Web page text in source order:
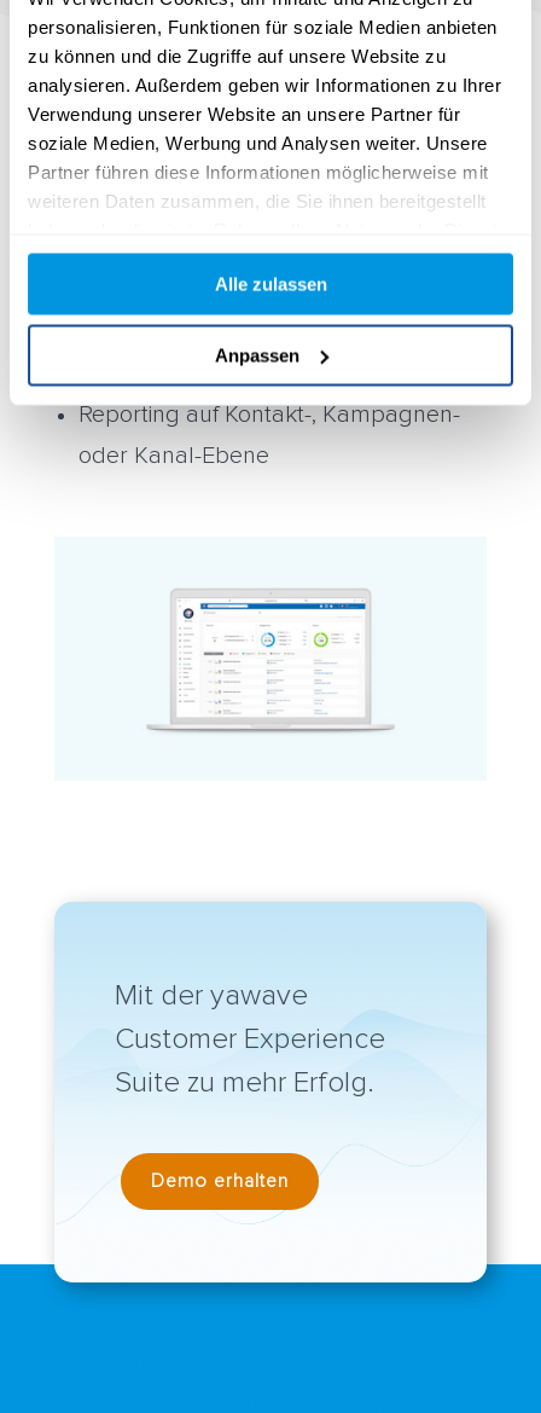
personalisieren, Funktionen für soziale Medien anbieten
zu können und die Zugriffe auf unsere Website zu
analysieren. Außerdem geben wir Informationen zu Ihrer
Verwendung unserer Website an unsere Partner für
soziale Medien, Werbung und Analysen weiter. Unsere
Partner führen diese Informationen möglicherweise mit
weiteren Daten zusammen, die Sie ihnen bereitgestellt
gesammelt haben.
Alle zulassen
Anpassen
Performance messbar
verbessern
Zeig, was Personalisierung bringt:
A/B-Tests für Content & Empfehlungen
Conversion-Tracking nach Segment &
Reporting auf Kontakt-, Kampagnen-
oder Kanal-Ebene
Mit der yawave
Customer Experience
Suite zu mehr Erfolg.
Demo erhalten